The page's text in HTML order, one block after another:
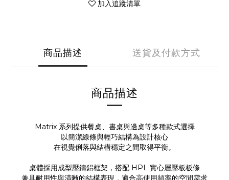
加入追蹤清單
商品描述 送貨及付款方式
商品描述
Matrix 系列提供餐桌、書桌與邊桌等多種款式選擇
以簡潔線條與輕巧結構為設計核心
在視覺俐落與結構穩定之間取得平衡。
桌體採用成型壓鑄鋁框架，搭配 HPL 實心層壓板板條
兼具耐用性與清晰的結構表現，適合高使用頻率的空間需求